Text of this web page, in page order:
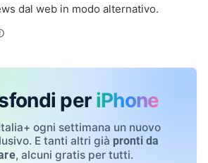
dal web in modo alternativo.
per iPhone
ogni settimana un nuovo
E tanti altri già pronti da
, alcuni gratis per tutti.